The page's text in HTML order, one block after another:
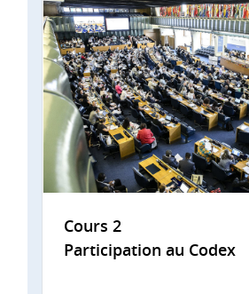
Cours 2
Participation au Codex